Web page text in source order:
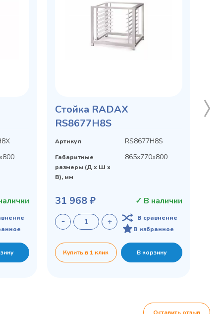
45 900 ₽ ✓ В наличии
В корзину
Cтойка RADAX
RS8677H8S
Артикул RS8677H8S
Габаритные
размеры (Д х Ш х
В), мм
865x770x800
31 968 ₽ ✓ В наличии
В сравнение
В избранное
Купить в 1 клик В корзину